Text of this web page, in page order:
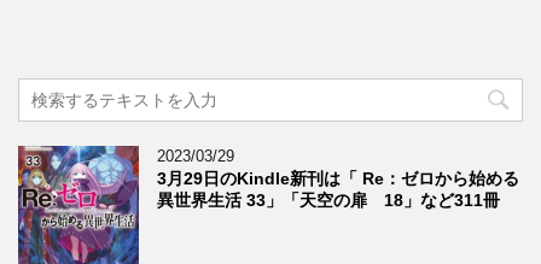
2023/03/29
3月29日のKindle新刊は「 Re：ゼロから始める
異世界生活 33」「天空の扉 18」など311冊